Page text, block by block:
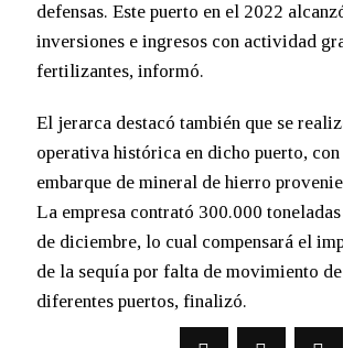
defensas. Este puerto en el 2022
inversiones e ingresos con actividad
fertilizantes, informó.
El jerarca destacó también que se
operativa histórica en dicho puerto,
embarque de mineral de hierro
La empresa contrató 300.000
de diciembre, lo cual compensará el
de la sequía por falta de movimiento
diferentes puertos, finalizó.